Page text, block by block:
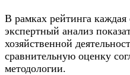
В рамках рейтинга каждая
экспертный анализ
хозяйственной
сравнительную оценку
методологии.